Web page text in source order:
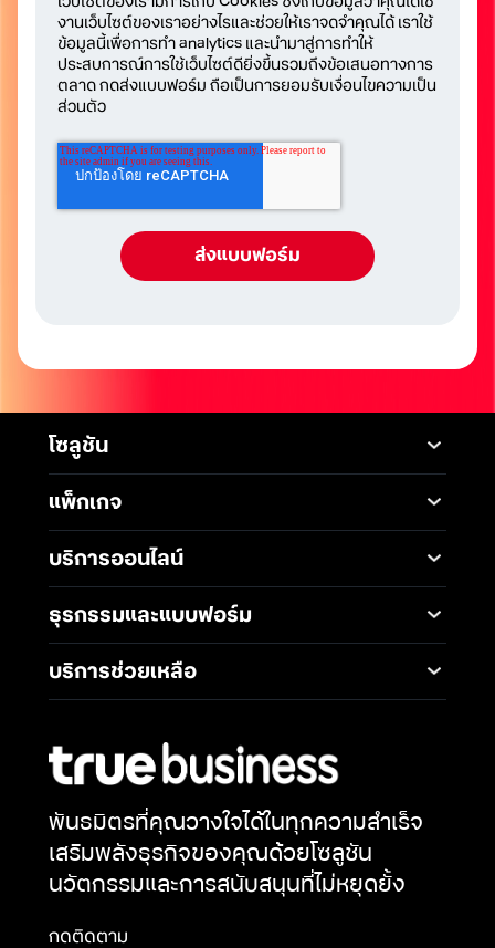
งานเว็บไซต์ของเราอย่างไรและช่วยให้เราจดจำคุณได้ เราใช้
ข้อมูลนี้เพื่อการทำ analytics และนำมาสู่การทำให้
ประสบการณ์การใช้เว็บไซต์ดียิ่งขึ้นรวมถึงข้อเสนอทางการ
ตลาด กดส่งแบบฟอร์ม ถือเป็นการยอมรับเงื่อนไขความเป็น
ส่วนตัว
พันธมิตรที่คุณวางใจได้ในทุกความสำเร็จ
เสริมพลังธุรกิจของคุณด้วยโซลูชัน
นวัตกรรมและการสนับสนุนที่ไม่หยุดยั้ง
กดติดตาม
โซลูชัน
Mobile
5G Infrastructure
Broadband Internet
Business Network
Wireless Network
International Gateway
Communications
Productivity and
Collaboration
Cloud Services
Solutions
Solutions
Network & Operation
Security
Security Service
Open Network API
แพ็กเกจ
แพ็กเกจมือถือ
โซลูชันสำหรับ SME
บริการออนไลน์
ธุรกรรมและแบบฟอร์ม
ช่องทางการชำระค่าบริการ
การโอนกรรมสิทธิ์
การแต่งตั้งทรูเป็นตัวแทน
หักและนำส่งภาษี ณ ที่จ่าย
การสมัครบัญชีบัตรเครดิต
การสมัครบัญชีธนาคาร
ซิมเสีย
บริการช่วยเหลือ
คำถามที่พบบ่อย